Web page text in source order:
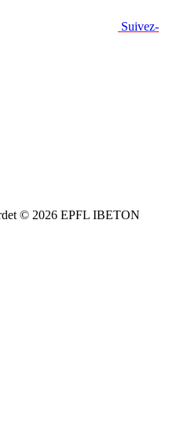
Suivez-
© 2026 EPFL IBETON